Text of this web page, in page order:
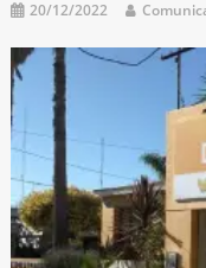
20/12/2022